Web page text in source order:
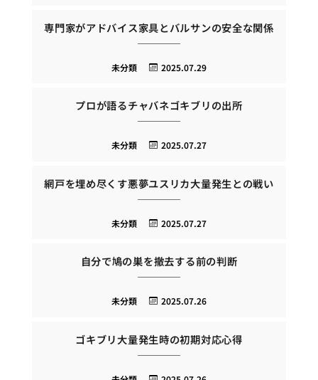
専門家がアドバイス家具とバルサンの安全な関係
2025.07.29
未分類
プロが語るチャバネゴキブリの出所
2025.07.27
未分類
網戸を埋め尽くす悪夢ユスリカ大量発生との戦い
2025.07.27
未分類
自分で鳩の巣を撤去する前の判断
2025.07.26
未分類
ゴキブリ大量発生時の初期対応心得